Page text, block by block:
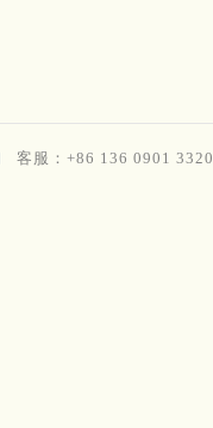
客服：+86 136 0901 3320